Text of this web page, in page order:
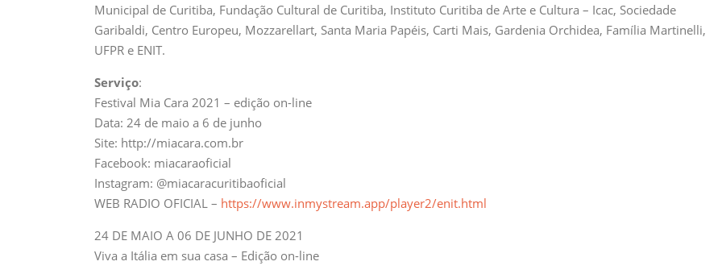
Municipal de Curitiba, Fundação Cultural de Curitiba, Instituto Curitiba de Arte e Cultura – Icac, Sociedade
Garibaldi, Centro Europeu, Mozzarellart, Santa Maria Papéis, Carti Mais, Gardenia Orchidea, Família Martinelli,
UFPR e ENIT.
Serviço:
Festival Mia Cara 2021 – edição on-line
Data: 24 de maio a 6 de junho
Site: http://miacara.com.br
Facebook: miacaraoficial
Instagram: @miacaracuritibaoficial
WEB RADIO OFICIAL – https://www.inmystream.app/player2/enit.html
24 DE MAIO A 06 DE JUNHO DE 2021
Viva a Itália em sua casa – Edição on-line